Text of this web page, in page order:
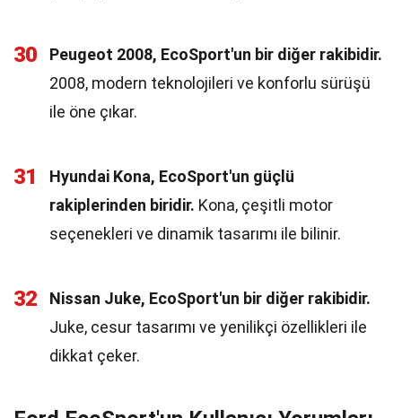
30
Peugeot 2008, EcoSport'un bir diğer rakibidir.
2008, modern teknolojileri ve konforlu sürüşü
ile öne çıkar.
31
Hyundai Kona, EcoSport'un güçlü
rakiplerinden biridir. Kona, çeşitli motor
seçenekleri ve dinamik tasarımı ile bilinir.
32
Nissan Juke, EcoSport'un bir diğer rakibidir.
Juke, cesur tasarımı ve yenilikçi özellikleri ile
dikkat çeker.